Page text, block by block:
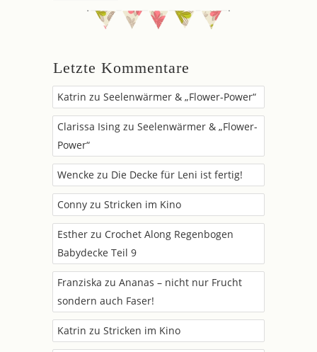
Letzte Kommentare
Katrin zu Seelenwärmer & „Flower-Power“
Clarissa Ising zu Seelenwärmer & „Flower-
Power“
Wencke zu Die Decke für Leni ist fertig!
Conny zu Stricken im Kino
Esther zu Crochet Along Regenbogen
Babydecke Teil 9
Franziska zu Ananas – nicht nur Frucht
sondern auch Faser!
Katrin zu Stricken im Kino